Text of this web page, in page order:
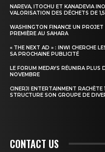
Mon compte
NAREVA, ITOCHU ET KANADEVIA
VALORISATION DES DÉCHETS DE
WASHINGTON FINANCE UN PROJET
PREMIÈRE AU SAHARA
« THE NEXT AD » : INWI CHERCHE
SA PROCHAINE PUBLICITÉ
LE FORUM MEDAYS RÉUNIRA
NOVEMBRE
CINERJI ENTERTAINMENT
STRUCTURE SON GROUPE DE
CONTACT US